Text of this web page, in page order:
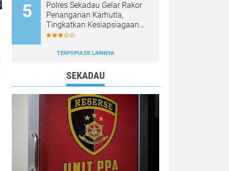
Polres Sekadau Gelar Rakor
Penanganan Karhutla,
Tingkatkan Kesiapsiagaan
Jajaran
TERPOPULER LAINNYA
SEKADAU